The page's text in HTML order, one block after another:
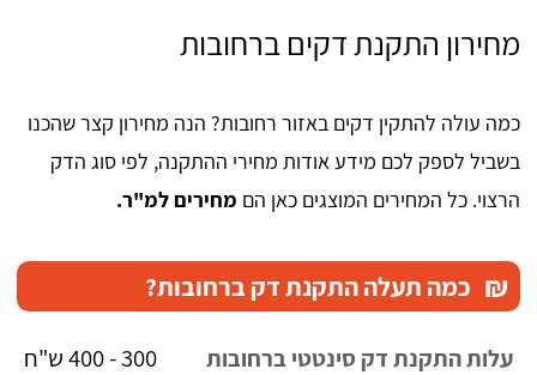
מחירון התקנת דקים ברחובות
כמה עולה להתקין דקים באזור רחובות? הנה מחירון קצר שהכנו
בשביל לספק לכם מידע אודות מחירי ההתקנה, לפי סוג הדק
הרצוי. כל המחירים המוצגים כאן הם מחירים למ"ר.
₪ כמה תעלה התקנת דק ברחובות?
עלות התקנת דק סינטטי ברחובות 300 - 400 ש"ח